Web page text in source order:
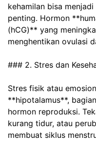
kehamilan bisa
penting. Hormon
(hCG)** yang
menghentikan ovulasi
### 2. Stres dan
Stres fisik atau
**hipotalamus**,
hormon reproduksi.
kurang tidur, atau
membuat siklus